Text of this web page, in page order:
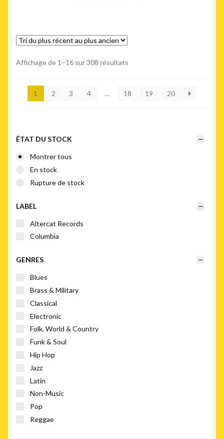
Affichage de 1–16 sur 308 résultats
récent
1 2 3 4 … 18 19 20
ÉTAT DU STOCK
Montrer tous
En stock
Rupture de stock
LABEL
Altercat Records
Columbia
GENRES
Blues
Brass & Military
Classical
Electronic
Folk, World & Country
Funk & Soul
Hip Hop
Jazz
Latin
Non-Music
Pop
Reggae